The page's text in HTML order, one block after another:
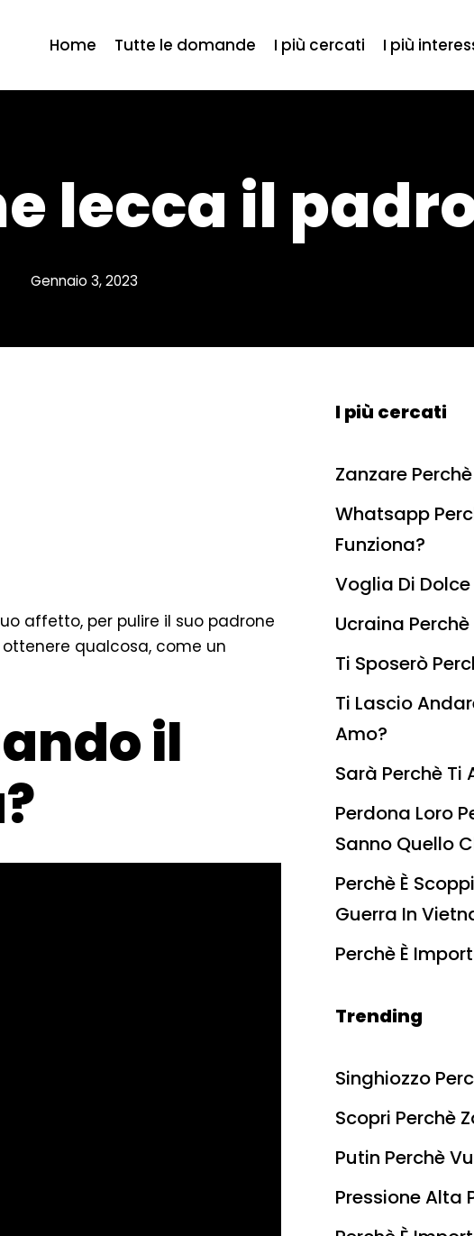
Home Tutte le domande I più cercati I più
lecca il
Gennaio 3, 2023
affetto, per pulire il suo padrone
qualcosa, come un
il
I più cercati
Zanzare
Whatsapp
Funziona?
Voglia Di Dolce
Ucraina
Ti Sposerò
Ti Lascio
Amo?
Sarà Perchè Ti
Perdona Loro
Sanno Quello
Perchè È
Guerra In
Perchè È
Trending
Singhiozzo
Scopri Perchè
Putin Perchè
Pressione Alta